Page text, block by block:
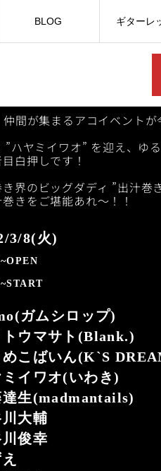
BLOG ギターレ
間が集まるアコイベントが
ハヤミイワオ” を迎え、ゆ
白押しです！
界のビッグダディ ”出汁巻
きをご堪能あれ〜！！
3/8(火)
ガムシロップ)
トウマサト(Blank.)
めこばいん(K`S
イワオ(いわき)
達生(madmantails)
大輔
俊幸